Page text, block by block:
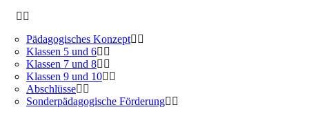
Pädagogisches Konzept
Klassen 5 und 6
Klassen 7 und 8
Klassen 9 und 10
Abschlüsse
Sonderpädagogische Förderung